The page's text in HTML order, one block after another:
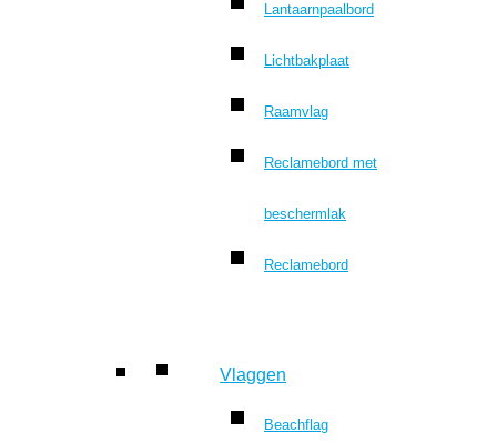
Lantaarnpaalbord
Lichtbakplaat
Raamvlag
Reclamebord met
beschermlak
Reclamebord
Vlaggen
Beachflag